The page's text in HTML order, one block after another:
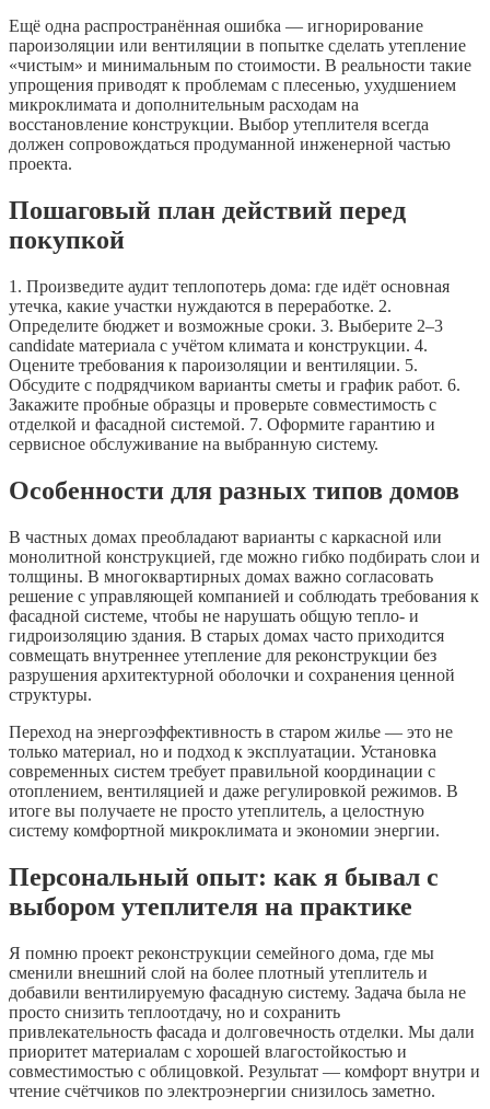
Ещё одна распространённая ошибка — игнорирование
пароизоляции или вентиляции в попытке сделать утепление
«чистым» и минимальным по стоимости. В реальности такие
упрощения приводят к проблемам с плесенью, ухудшением
микроклимата и дополнительным расходам на
восстановление конструкции. Выбор утеплителя всегда
должен сопровождаться продуманной инженерной частью
проекта.
Пошаговый план действий перед
покупкой
1. Произведите аудит теплопотерь дома: где идёт основная
утечка, какие участки нуждаются в переработке. 2.
Определите бюджет и возможные сроки. 3. Выберите 2–3
candidate материала с учётом климата и конструкции. 4.
Оцените требования к пароизоляции и вентиляции. 5.
Обсудите с подрядчиком варианты сметы и график работ. 6.
Закажите пробные образцы и проверьте совместимость с
отделкой и фасадной системой. 7. Оформите гарантию и
сервисное обслуживание на выбранную систему.
Особенности для разных типов домов
В частных домах преобладают варианты с каркасной или
монолитной конструкцией, где можно гибко подбирать слои и
толщины. В многоквартирных домах важно согласовать
решение с управляющей компанией и соблюдать требования к
фасадной системе, чтобы не нарушать общую тепло- и
гидроизоляцию здания. В старых домах часто приходится
совмещать внутреннее утепление для реконструкции без
разрушения архитектурной оболочки и сохранения ценной
структуры.
Переход на энергоэффективность в старом жилье — это не
только материал, но и подход к эксплуатации. Установка
современных систем требует правильной координации с
отоплением, вентиляцией и даже регулировкой режимов. В
итоге вы получаете не просто утеплитель, а целостную
систему комфортной микроклимата и экономии энергии.
Персональный опыт: как я бывал с
выбором утеплителя на практике
Я помню проект реконструкции семейного дома, где мы
сменили внешний слой на более плотный утеплитель и
добавили вентилируемую фасадную систему. Задача была не
просто снизить теплоотдачу, но и сохранить
привлекательность фасада и долговечность отделки. Мы дали
приоритет материалам с хорошей влагостойкостью и
совместимостью с облицовкой. Результат — комфорт внутри и
чтение счётчиков по электроэнергии снизилось заметно.